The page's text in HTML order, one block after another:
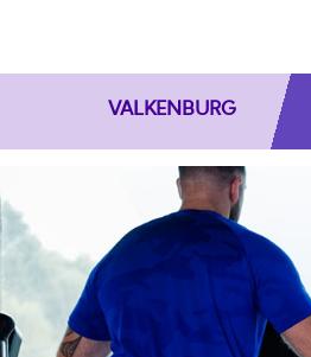
VALKENBURG